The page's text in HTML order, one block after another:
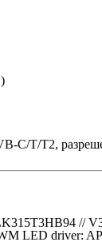
C/T/T2,
//
LED driver: